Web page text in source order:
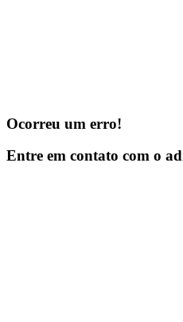
Ocorreu um erro!
Entre em contato com o